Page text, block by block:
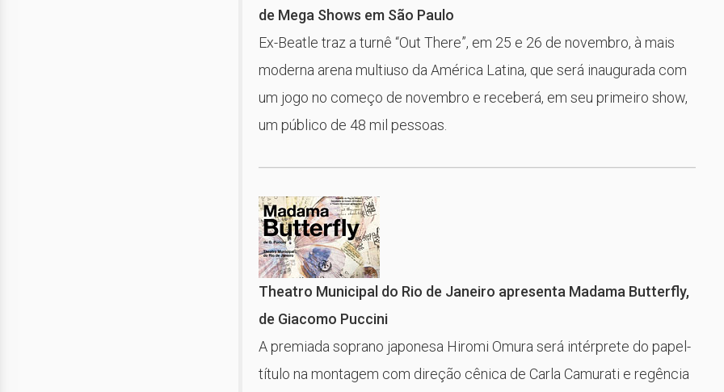
de Mega Shows em São Paulo
Ex-Beatle traz a turnê “Out There”, em 25 e 26 de novembro, à mais
moderna arena multiuso da América Latina, que será inaugurada com
um jogo no começo de novembro e receberá, em seu primeiro show,
um público de 48 mil pessoas.
Theatro Municipal do Rio de Janeiro apresenta Madama Butterfly,
de Giacomo Puccini
A premiada soprano japonesa Hiromi Omura será intérprete do papel-
título na montagem com direção cênica de Carla Camurati e regência